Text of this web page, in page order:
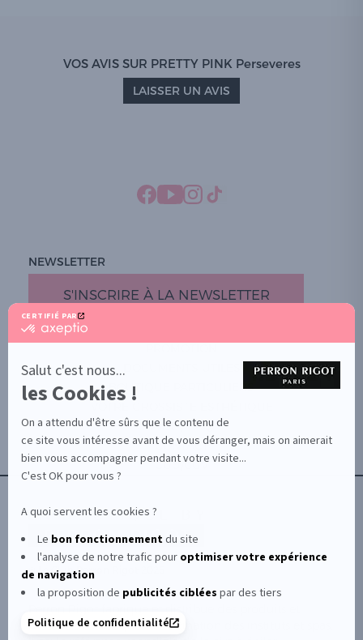
CERTIFIÉ PAR
certifié
En
savoir
plus
sur
Axeptio
Salut c'est nous...
les Cookies !
On a attendu d'être sûrs que le contenu de
ce site vous intéresse avant de vous déranger, mais on aimerait
bien vous accompagner pendant votre visite...
C'est OK pour vous ?
A quoi servent les cookies ?
Le bon fonctionnementdu site
l'analyse de notre trafic pour optimiservotre expérience
de navigation
la proposition de publicités ciblées par des tiers
Politique de confidentialité
VOS AVIS SUR PRETTY PINK Perseveres
LAISSER UN AVIS
NEWSLETTER
S'INSCRIRE À LA NEWSLETTER
BOUTIQUE PARTICULIERS
AIDE / FAQ
CONTACT
CGU/CGV
© Le Club Perron Rigot 2026
matériels esthétiques à destination des instituts et spas.